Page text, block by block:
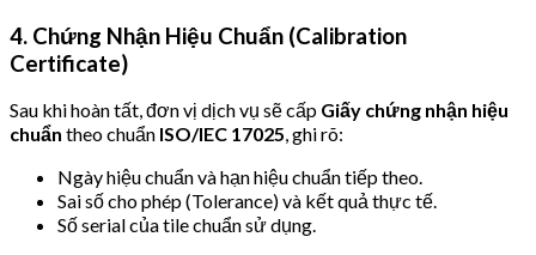
4. Chứng Nhận Hiệu Chuẩn (Calibration
Certificate)
Sau khi hoàn tất, đơn vị dịch vụ sẽ cấp Giấy chứng nhận hiệu
chuẩn theo chuẩn ISO/IEC 17025, ghi rõ:
Ngày hiệu chuẩn và hạn hiệu chuẩn tiếp theo.
Sai số cho phép (Tolerance) và kết quả thực tế.
Số serial của tile chuẩn sử dụng.